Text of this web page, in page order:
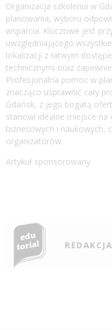
Organizacja szkolenia w
planowania, wyboru
wsparcia. Kluczowe jest
uwzględniającego
lokalizacji z łatwym
technicznymi oraz
Profesjonalna pomoc w
znacząco usprawnić cały
Gdańsk, z jego bogatą
stanowi idealne miejsce
biznesowych i naukowych,
organizatorów.
Artykuł sponsorowany